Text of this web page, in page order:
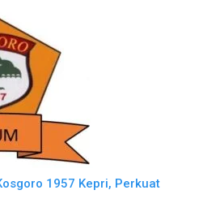
1957 Kepri, Perkuat